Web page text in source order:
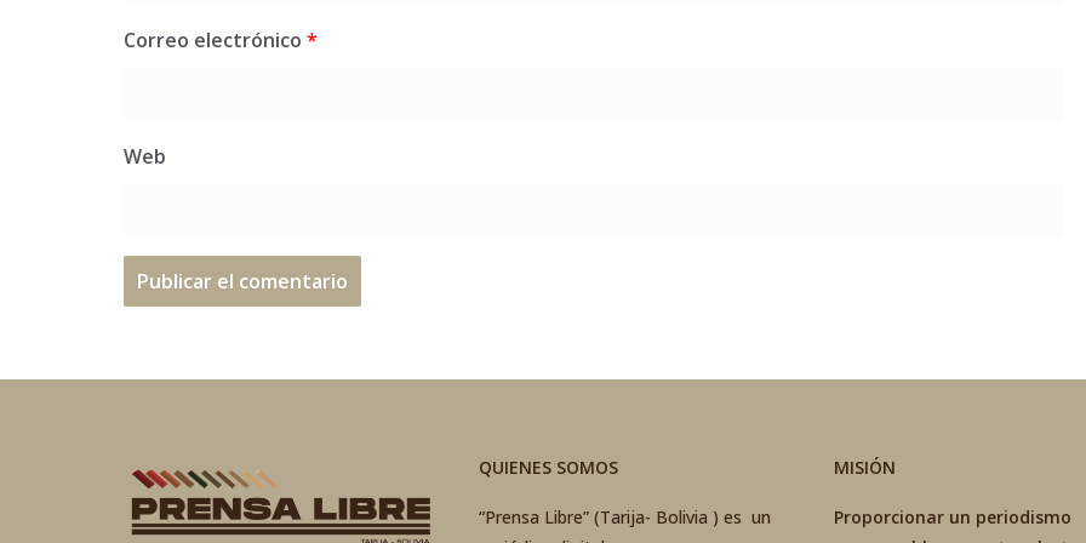
Correo electrónico *
Web
QUIENES SOMOS
“Prensa Libre” (Tarija- Bolivia ) es un
MISIÓN
Proporcionar un periodismo